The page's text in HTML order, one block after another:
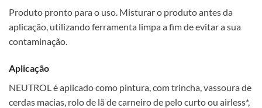
Produto pronto para o uso. Misturar o produto antes da
aplicação, utilizando ferramenta limpa a fim de evitar a sua
contaminação.
Aplicação
NEUTROL é aplicado como pintura, com trincha, vassoura de
cerdas macias, rolo de lã de carneiro de pelo curto ou airless*,